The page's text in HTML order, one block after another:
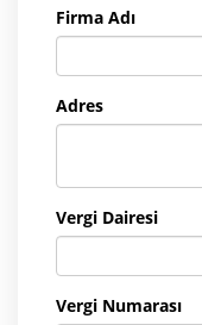
Firma Adı
Adres
Vergi Dairesi
Vergi Numarası